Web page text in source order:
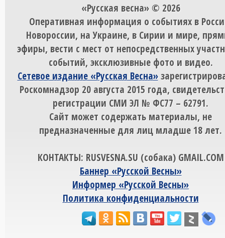
«Русская весна» © 2026
Оперативная информация о событиях в
Новороссии, на Украине, в Сирии и мире,
эфиры, вести с мест от непосредственных
событий, эксклюзивные фото и видео.
Сетевое издание «Русская Весна»
Роскомнадзор 20 августа 2015 года,
регистрации СМИ ЭЛ № ФС77 – 62791.
Сайт может содержать материалы, не
предназначенные для лиц младше 18 лет.
КОНТАКТЫ: RUSVESNA.SU (собака) GMAIL.COM
Баннер «Русской Весны»
Информер «Русской Весны»
Политика конфиденциальности